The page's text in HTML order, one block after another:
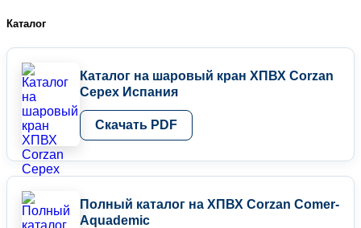
Каталог
Каталог на шаровый кран ХПВХ Corzan
Cepex Испания
Скачать PDF
Полный каталог на ХПВХ Corzan Comer-
Aquademic